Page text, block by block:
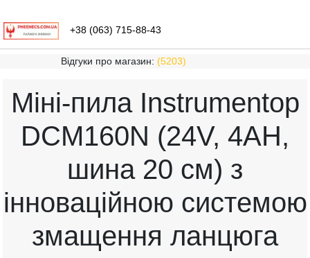
+38 (063) 715-88-43
Відгуки про магазин: (5203)
Міні-пила Instrumentop
DCM160N (24V, 4AH,
шина 20 см) з
інноваційною системою
змащення ланцюга